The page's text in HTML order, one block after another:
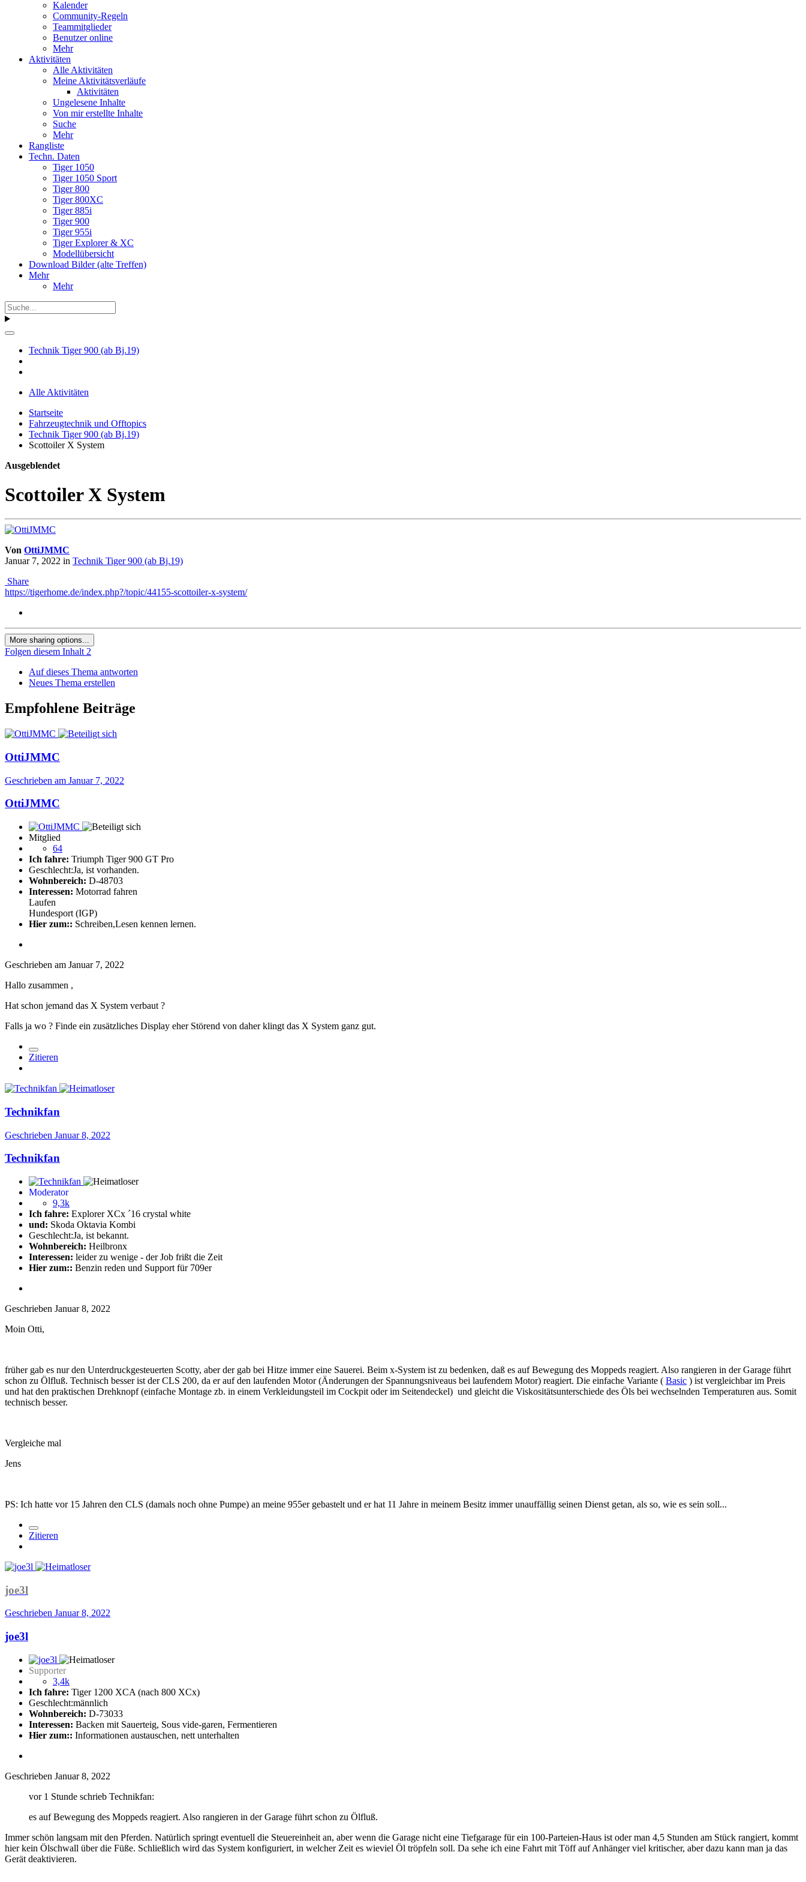
Kalender
Community-Regeln
Teammitglieder
Benutzer online
Mehr
Aktivitäten
Alle Aktivitäten
Meine Aktivitätsverläufe
Aktivitäten
Ungelesene Inhalte
Von mir erstellte Inhalte
Suche
Mehr
Rangliste
Techn. Daten
Tiger 1050
Tiger 1050 Sport
Tiger 800
Tiger 800XC
Tiger 885i
Tiger 900
Tiger 955i
Tiger Explorer & XC
Modellübersicht
Download Bilder (alte Treffen)
Mehr
Mehr
Technik Tiger 900 (ab Bj.19)
Alle Aktivitäten
Startseite
Fahrzeugtechnik und Offtopics
Technik Tiger 900 (ab Bj.19)
Scottoiler X System
Ausgeblendet
Scottoiler X System
Von OttiJMMC
Januar 7, 2022 in Technik Tiger 900 (ab Bj.19)
Share
https://tigerhome.de/index.php?/topic/44155-scottoiler-x-system/
More sharing options...
Folgen diesem Inhalt 2
Auf dieses Thema antworten
Neues Thema erstellen
Empfohlene Beiträge
OttiJMMC
Geschrieben am Januar 7, 2022
OttiJMMC
Mitglied
64
Ich fahre: Triumph Tiger 900 GT Pro
Geschlecht:Ja, ist vorhanden.
Wohnbereich: D-48703
Interessen: Motorrad fahren
Laufen
Hundesport (IGP)
Hier zum:: Schreiben,Lesen kennen lernen.
Geschrieben am Januar 7, 2022
Hallo zusammen ,
Hat schon jemand das X System verbaut ?
Falls ja wo ? Finde ein zusätzliches Display eher Störend von daher klingt das X System ganz gut.
Zitieren
Technikfan
Geschrieben Januar 8, 2022
Technikfan
Moderator
9,3k
Ich fahre: Explorer XCx ´16 crystal white
und: Skoda Oktavia Kombi
Geschlecht:Ja, ist bekannt.
Wohnbereich: Heilbronx
Interessen: leider zu wenige - der Job frißt die Zeit
Hier zum:: Benzin reden und Support für 709er
Geschrieben Januar 8, 2022
Moin Otti,
früher gab es nur den Unterdruckgesteuerten Scotty, aber der gab bei Hitze immer eine Sauerei. Beim x-System ist zu bedenken, daß es auf Bewegung des Moppeds reagiert. Also rangieren in der Garage führt
schon zu Ölfluß. Technisch besser ist der CLS 200, da er auf den laufenden Motor (Änderungen der Spannungsniveaus bei laufendem Motor) reagiert. Die einfache Variante ( Basic ) ist vergleichbar im Preis
und hat den praktischen Drehknopf (einfache Montage zb. in einem Verkleidungsteil im Cockpit oder im Seitendeckel) und gleicht die Viskositätsunterschiede des Öls bei wechselnden Temperaturen aus. Somit
technisch besser.
Vergleiche mal
Jens
PS: Ich hatte vor 15 Jahren den CLS (damals noch ohne Pumpe) an meine 955er gebastelt und er hat 11 Jahre in meinem Besitz immer unauffällig seinen Dienst getan, als so, wie es sein soll...
Zitieren
joe3l
Geschrieben Januar 8, 2022
joe3l
Supporter
3,4k
Ich fahre: Tiger 1200 XCA (nach 800 XCx)
Geschlecht:männlich
Wohnbereich: D-73033
Interessen: Backen mit Sauerteig, Sous vide-garen, Fermentieren
Hier zum:: Informationen austauschen, nett unterhalten
Geschrieben Januar 8, 2022
vor 1 Stunde schrieb Technikfan:
es auf Bewegung des Moppeds reagiert. Also rangieren in der Garage führt schon zu Ölfluß.
Immer schön langsam mit den Pferden. Natürlich springt eventuell die Steuereinheit an, aber wenn die Garage nicht eine Tiefgarage für ein 100-Parteien-Haus ist oder man 4,5 Stunden am Stück rangiert, kommt
hier kein Ölschwall über die Füße. Schließlich wird das System konfiguriert, in welcher Zeit es wieviel Öl tröpfeln soll. Da sehe ich eine Fahrt mit Töff auf Anhänger viel kritischer, aber dazu kann man ja das
Gerät deaktivieren.